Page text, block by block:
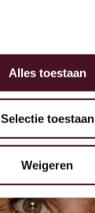
Alles toestaan
Selectie toestaan
Weigeren